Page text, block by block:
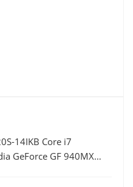
14IKB Core i7
GeForce GF 940MX